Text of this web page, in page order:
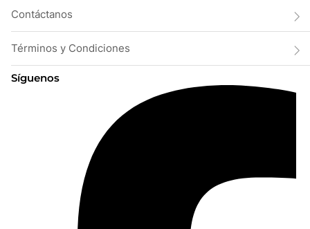
Contáctanos
Términos y Condiciones
Síguenos